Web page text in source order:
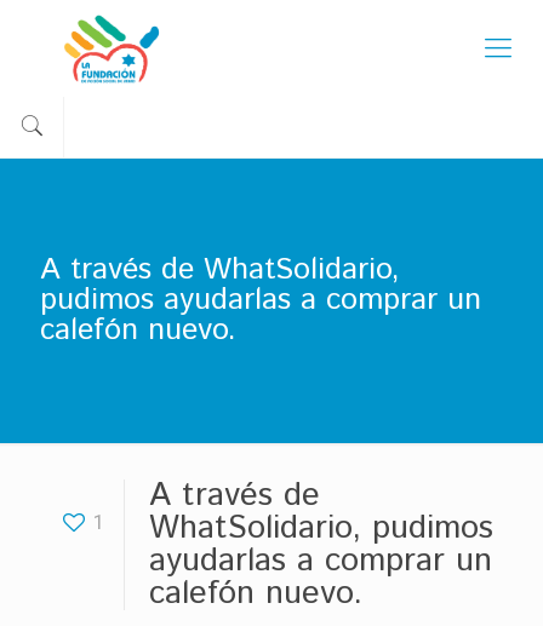
A través de WhatSolidario,
pudimos ayudarlas a comprar un
calefón nuevo.
1
A través de
WhatSolidario, pudimos
ayudarlas a comprar un
calefón nuevo.